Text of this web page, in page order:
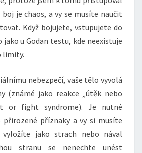
je chaos, a vy se musíte naučit
Když bojujete, vstupujete do
jako u Godan testu, kde neexistuje
limity.
nebezpečí, vaše tělo vyvolá
(známé jako reakce „útěk nebo
or fight syndrome). Je nutné
příznaky a vy si musíte
jako strach nebo nával
stranu se nenechte unést